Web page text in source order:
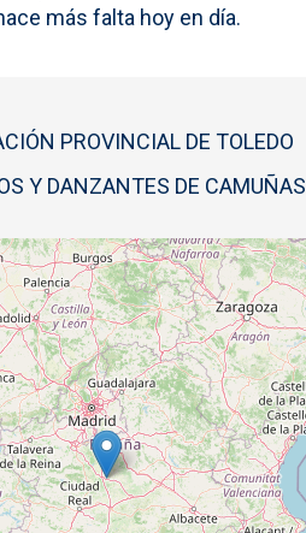
más falta hoy en día.
PROVINCIAL DE TOLEDO
Y DANZANTES DE CAMUÑAS